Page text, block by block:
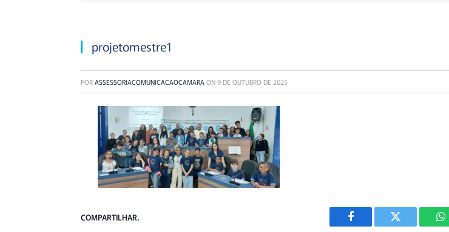
projetomestre1
PORASSESSORIACOMUNICACAOCAMARAON9 DE OUTUBRO DE 2025
COMPARTILHAR.
Facebook Twitter